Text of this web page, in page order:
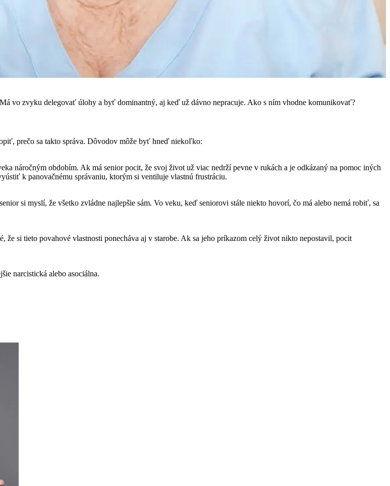
vo zvyku delegovať úlohy a byť dominantný, aj keď už dávno nepracuje. Ako s ním vhodne komunikovať?
prečo sa takto správa. Dôvodov môže byť hneď niekoľko:
náročným obdobím. Ak má senior pocit, že svoj život už viac nedrží pevne v rukách a je odkázaný na pomoc iných
k panovačnému správaniu, ktorým si ventiluje vlastnú frustráciu.
si myslí, že všetko zvládne najlepšie sám. Vo veku, keď seniorovi stále niekto hovorí, čo má alebo nemá robiť, sa
si tieto povahové vlastnosti ponecháva aj v starobe. Ak sa jeho príkazom celý život nikto nepostavil, pocit
narcistická alebo asociálna.